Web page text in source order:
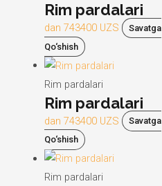
Rim pardalari
dan 743400 UZS
Savatga
Qo‘shish
Rim pardalari
Rim pardalari
dan 743400 UZS
Savatga
Qo‘shish
Rim pardalari